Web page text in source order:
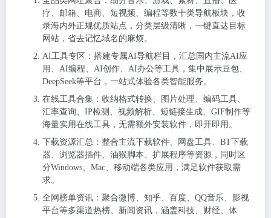
疗、邮箱、电商、短视频、编程等数十类导航板块，收
录海内外正规优质站点，分类层级清晰，一键直达目标
网站，省去记忆域名的麻烦。
AI工具专区：搭建专属AI导航栏目，汇总国内主流AI应
用、AI编程、AI创作、AI办公等工具，集中展示豆包、
DeepSeek等平台，一站式体验各类智能服务。
在线工具合集：收纳格式转换、图片处理、编码工具、
汇率查询、IP检测、视频解析、短链接生成、GIF制作等
海量实用在线工具，无需额外安装软件，即开即用。
下载资源汇总：整合主流下载软件、网盘工具、BT下载
器、浏览器插件、油猴脚本、扩展程序等资源，同时区
分Windows、Mac、移动端各类应用，满足软件获取需
求。
全网榜单资讯：聚合微博、知乎、百度、QQ音乐、影视
平台等多渠道热榜、新闻资讯，涵盖科技、财经、体